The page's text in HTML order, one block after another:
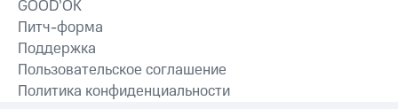
GOOD’OK
Питч-форма
Поддержка
Пользовательское соглашение
Политика конфиденциальности